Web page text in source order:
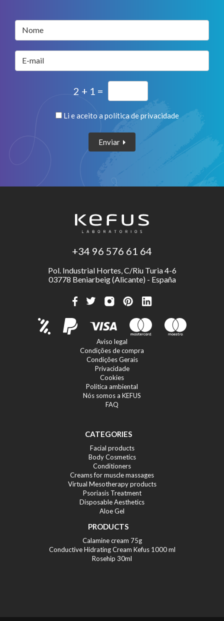
Nome
E-mail
2 + 1 =
Li e aceito a política de privacidade
Enviar
+34 96 576 61 64
Pol. Industrial Hortes, C/Riu Turia 4-6
03778 Beniarbeig (Alicante) - España
Aviso legal
Condições de compra
Condições Gerais
Privacidade
Cookies
Política ambiental
Nós somos a KEFUS
FAQ
CATEGORIES
Facial products
Body Cosmetics
Conditioners
Creams for muscle massages
Virtual Mesotherapy products
Psoriasis Treatment
Disposable Aesthetics
Aloe Gel
PRODUCTS
Calamine cream 75g
Conductive Hidrating Cream Kefus 1000 ml
Rosehip 30ml